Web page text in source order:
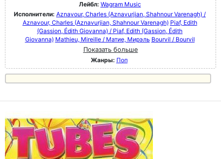
Лейбл: Wagram Music
Исполнители: Aznavour, Charles (Aznavurjian, Shahnour Varenagh) /
Aznavour, Charles (Aznavurjian, Shahnour Varenagh) Piaf, Edith
(Gassion, Édith Giovanna) / Piaf, Edith (Gassion, Édith
Giovanna) Mathieu, Mireille / Матие, Мирэль Bourvil / Bourvil
Показать больше
Жанры: Поп